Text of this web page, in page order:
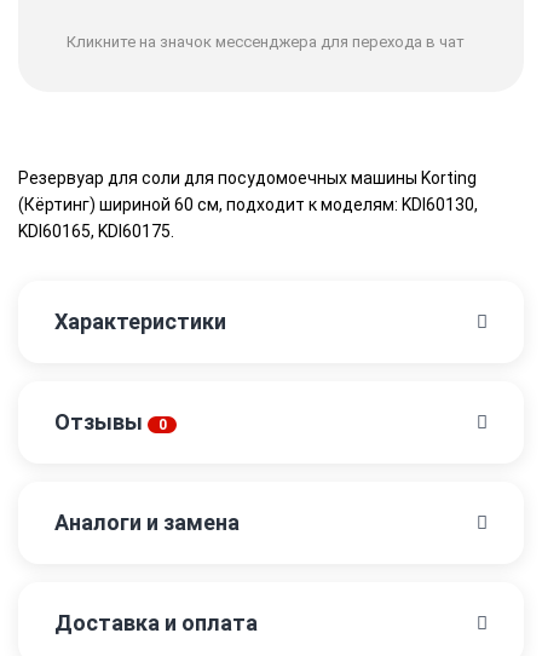
Кликните на значок мессенджера для перехода в чат
Резервуар для соли для посудомоечных машины Korting
(Кёртинг) шириной 60 см, подходит к моделям: KDI60130,
KDI60165, KDI60175.
Характеристики
Отзывы 0
Аналоги и замена
Доставка и оплата